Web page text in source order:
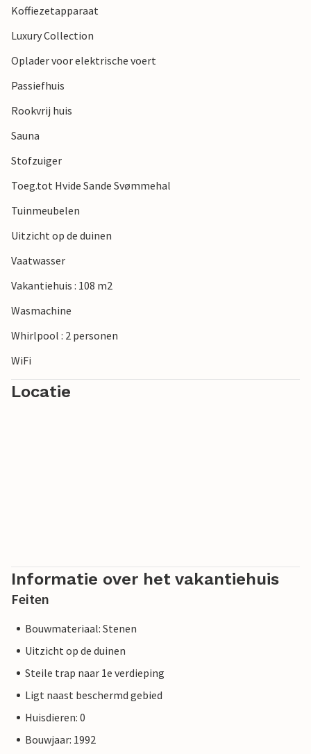
Koffiezetapparaat
Luxury Collection
Oplader voor elektrische voert
Passiefhuis
Rookvrij huis
Sauna
Stofzuiger
Toeg.tot Hvide Sande Svømmehal
Tuinmeubelen
Uitzicht op de duinen
Vaatwasser
Vakantiehuis : 108 m2
Wasmachine
Whirlpool : 2 personen
WiFi
Locatie
Informatie over het vakantiehuis
Feiten
Bouwmateriaal: Stenen
Uitzicht op de duinen
Steile trap naar 1e verdieping
Ligt naast beschermd gebied
Huisdieren: 0
Bouwjaar: 1992